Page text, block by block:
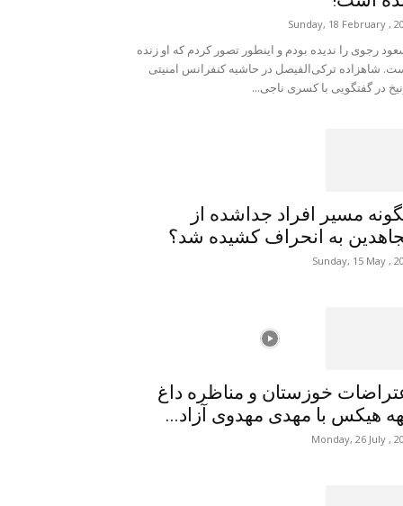
Sunday, 18 February ,
رجوی را ندیده بودم و اینطور تصور کردم که او زنده
شاهزاده ترکی‌الفیصل در حاشیه کنفرانس امنیتی
در گفتگویی با کسری ناجی...
مسیر افراد جداشده از
به انحراف کشیده شد؟
Sunday, 15 May ,
خوزستان و مناظره داغ
هیکس با مهدی مهدوی آزاد...
Monday, 26 July ,